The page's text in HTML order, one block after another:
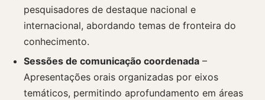
pesquisadores de destaque nacional e
internacional, abordando temas de fronteira do
conhecimento.
Sessões de comunicação coordenada –
Apresentações orais organizadas por eixos
temáticos, permitindo aprofundamento em áreas